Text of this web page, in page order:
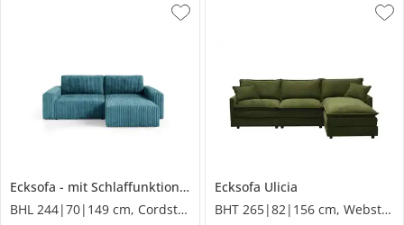
Ecksofa mit Schlaffunktion
Fano
BHL 244|70|149 cm, Cordstoff
Ecksofa Ulicia
BHT 265|82|156 cm, Webstoff